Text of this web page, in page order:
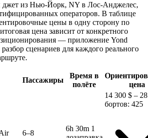
джет из Нью-Йорк, NY в Лос-Анджелес,
операторов. В таблице
цены в одну сторону по
цена зависит от конкретного
— приложение Yond
сценариев для каждого реального
Пассажиры
Время в
полёте
цена
6–8
6h 30m 1
14 300 $ –
бортов: 425